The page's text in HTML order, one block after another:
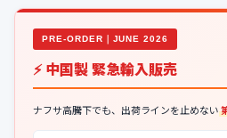
PRE-ORDER｜JUNE 2026
⚡ 中国製 緊急輸入販売
ナフサ高騰下でも、出荷ラインを止めない